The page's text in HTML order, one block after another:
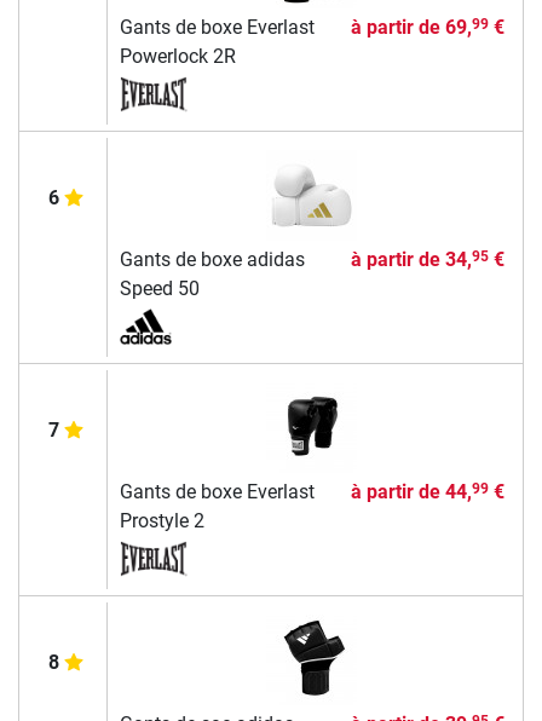
Gants de boxe Everlast
Powerlock 2R
à partir de 69,99€
6
Gants de boxe adidas
Speed 50
à partir de 34,95€
7
Gants de boxe Everlast
Prostyle 2
à partir de 44,99€
8